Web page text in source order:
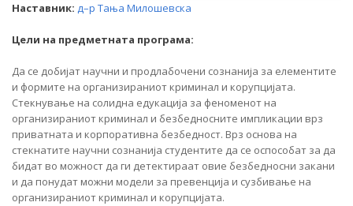
Наставник: д–р Тања Милошевска
Цели на предметната програма:
Да се добијат научни и продлабочени сознанија за елементите
и формите на организираниот криминал и корупцијата.
Стекнување на солидна едукација за феноменот на
организираниот криминал и безбедносните импликации врз
приватната и корпоративна безбедност. Врз основа на
стекнатите научни сознанија студентите да се оспособат за да
бидат во можност да ги детектираат овие безбедносни закани
и да понудат можни модели за превенција и сузбивање на
организираниот криминал и корупцијата.